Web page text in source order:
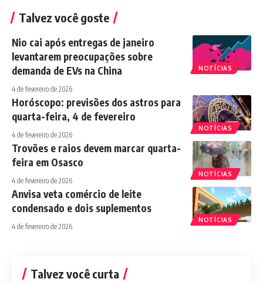
Talvez você goste
NOTÍCIAS
Nio cai após entregas de janeiro
levantarem preocupações sobre
demanda de EVs na China
4 de fevereiro de 2026
NOTÍCIAS
Horóscopo: previsões dos astros para
quarta-feira, 4 de fevereiro
4 de fevereiro de 2026
NOTÍCIAS
Trovões e raios devem marcar quarta-
feira em Osasco
4 de fevereiro de 2026
NOTÍCIAS
Anvisa veta comércio de leite
condensado e dois suplementos
4 de fevereiro de 2026
Talvez você curta